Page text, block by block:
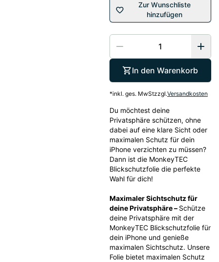
Zur Wunschliste
hinzufügen
In den Warenkorb
*inkl. ges. MwStzzgl.Versandkosten
Du möchtest deine
Privatsphäre schützen, ohne
dabei auf eine klare Sicht oder
maximalen Schutz für dein
iPhone verzichten zu müssen?
Dann ist die MonkeyTEC
Blickschutzfolie die perfekte
Wahl für dich!
Maximaler Sichtschutz für
deine Privatsphäre – Schütze
deine Privatsphäre mit der
MonkeyTEC Blickschutzfolie für
dein iPhone und genieße
maximalen Sichtschutz. Unsere
Folie bietet maximalen Schutz